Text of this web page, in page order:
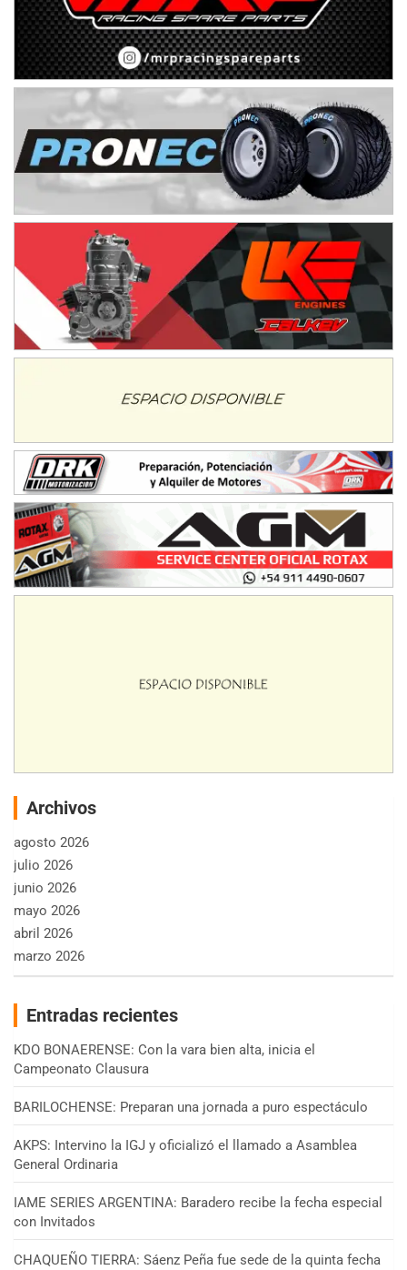
Archivos
agosto 2026
julio 2026
junio 2026
mayo 2026
abril 2026
marzo 2026
Entradas recientes
KDO BONAERENSE: Con la vara bien alta, inicia el
Campeonato Clausura
BARILOCHENSE: Preparan una jornada a puro espectáculo
AKPS: Intervino la IGJ y oficializó el llamado a Asamblea
General Ordinaria
IAME SERIES ARGENTINA: Baradero recibe la fecha especial
con Invitados
CHAQUEÑO TIERRA: Sáenz Peña fue sede de la quinta fecha